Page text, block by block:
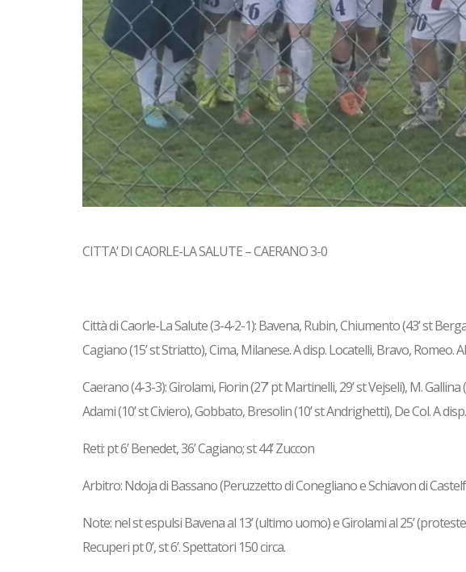
CITTA’ DI CAORLE-LA SALUTE – CAERANO 3-0
Città di Caorle-La Salute (3-4-2-1): Bavena, Rubin, Chiumento (43’ st
Cagiano (15’ st Striatto), Cima, Milanese. A disp. Locatelli, Bravo, Romeo.
Caerano (4-3-3): Girolami, Fiorin (27’ pt Martinelli, 29’ st Vejseli), M.
Adami (10’ st Civiero), Gobbato, Bresolin (10’ st Andrighetti), De Col. A
Reti: pt 6’ Benedet, 36’ Cagiano; st 44’ Zuccon
Arbitro: Ndoja di Bassano (Peruzzetto di Conegliano e Schiavon di
Note: nel st espulsi Bavena al 13’ (ultimo uomo) e Girolami al 25’
Recuperi pt 0’, st 6’. Spettatori 150 circa.